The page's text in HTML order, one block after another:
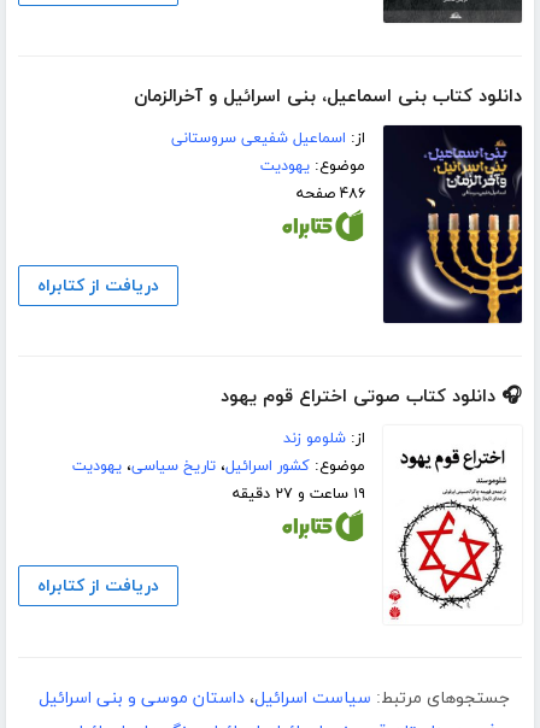
دانلود کتاب بنی اسماعیل، بنی اسرائیل و آخرالزمان
از: اسماعیل شفیعی سروستانی
موضوع:یهودیت
۴۸۶ صفحه
دریافت از کتابراه
🎧 دانلود کتاب صوتی اختراع قوم یهود
از:شلومو زند
موضوع:کشور اسرائیل،تاریخ سیاسی،یهودیت
۱۹ ساعت و ۲۷ دقیقه
دریافت از کتابراه
جستجوهای مرتبط: سیاست اسرائیل، داستان موسی و بنی اسرائیل